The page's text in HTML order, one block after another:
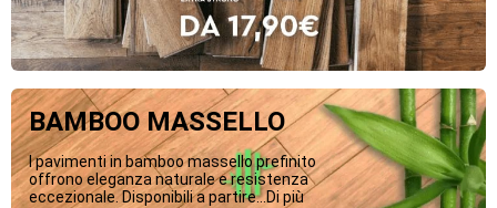
BAMBOO MASSELLO
I pavimenti in bamboo massello prefinito
offrono eleganza naturale e resistenza
eccezionale. Disponibili a partire...Di più